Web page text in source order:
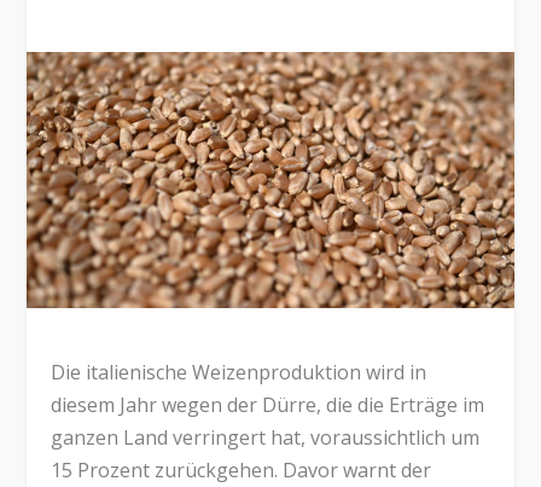
Die italienische Weizenproduktion wird in
diesem Jahr wegen der Dürre, die die Erträge im
ganzen Land verringert hat, voraussichtlich um
15 Prozent zurückgehen. Davor warnt der